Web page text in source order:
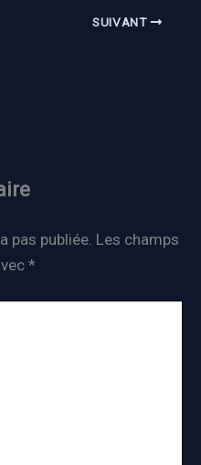
SUIVANT
pas publiée. Les champs
*